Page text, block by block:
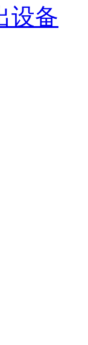
设备